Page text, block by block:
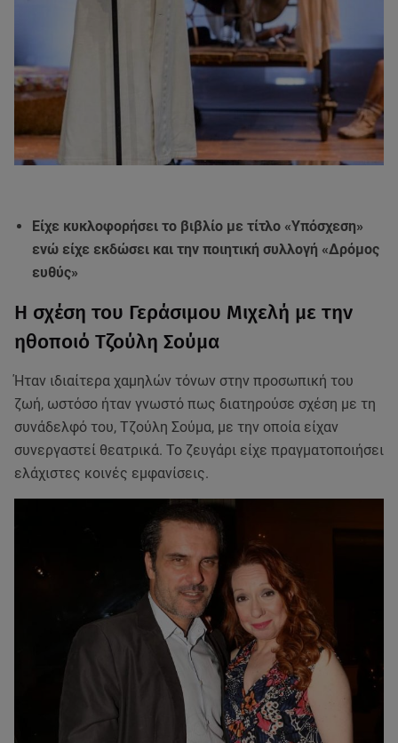
Είχε κυκλοφορήσει το βιβλίο με τίτλο «Υπόσχεση»
ενώ είχε εκδώσει και την ποιητική συλλογή «Δρόμος
ευθύς»
Η σχέση του Γεράσιμου Μιχελή με την
ηθοποιό Τζούλη Σούμα
Ήταν ιδιαίτερα χαμηλών τόνων στην προσωπική του
ζωή, ωστόσο ήταν γνωστό πως διατηρούσε σχέση με τη
συνάδελφό του, Τζούλη Σούμα, με την οποία είχαν
συνεργαστεί θεατρικά. Το ζευγάρι είχε πραγματοποιήσει
ελάχιστες κοινές εμφανίσεις.